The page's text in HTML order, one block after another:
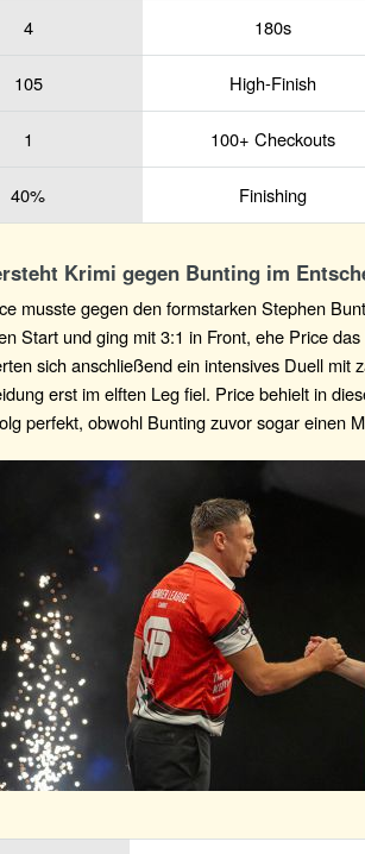
4 180s
105 High-Finish
1 100+ Checkouts
40% Finishing
Krimi gegen Bunting im
musste gegen den formstarken Stephen
Start und ging mit 3:1 in Front, ehe Price
sich anschließend ein intensives Duell mit
erst im elften Leg fiel. Price behielt in
perfekt, obwohl Bunting zuvor sogar einen